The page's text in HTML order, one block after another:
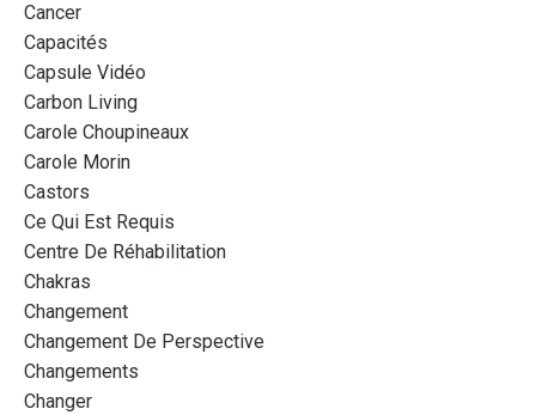
Cancer
Capacités
Capsule Vidéo
Carbon Living
Carole Choupineaux
Carole Morin
Castors
Ce Qui Est Requis
Centre De Réhabilitation
Chakras
Changement
Changement De Perspective
Changements
Changer